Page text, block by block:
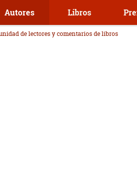
Autores Libros
de lectores y comentarios de libros